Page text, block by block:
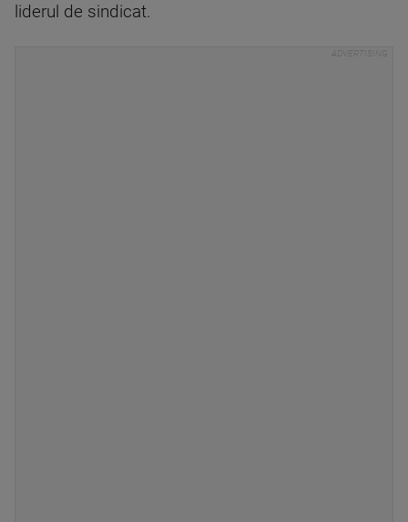
liderul de sindicat.